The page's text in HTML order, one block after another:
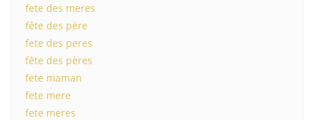
fete des meres
fête des père
fete des peres
fête des pères
fete maman
fete mere
fete meres